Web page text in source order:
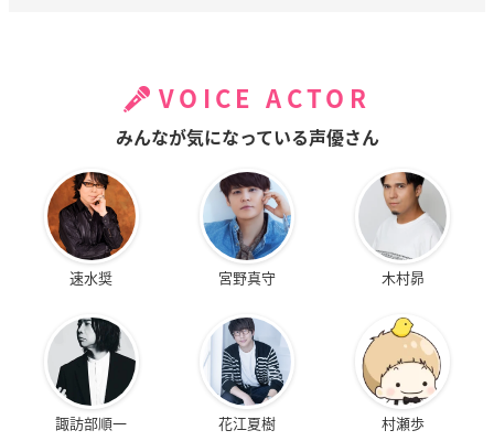
VOICE ACTOR
みんなが気になっている声優さん
速水奨 宮野真守 木村昴
諏訪部順一 花江夏樹 村瀬歩